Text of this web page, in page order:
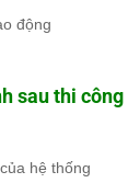
động
sau thi công
hệ thống